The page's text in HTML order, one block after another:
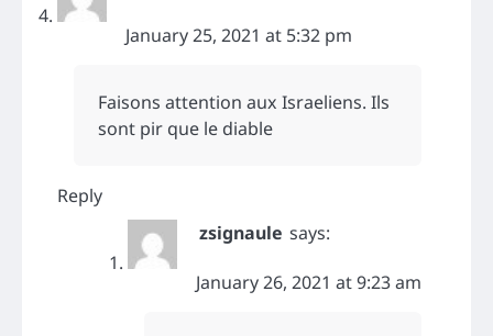
January 25, 2021 at 5:32 pm
Faisons attention aux Israeliens. Ils
sont pir que le diable
Reply
zsignaule says:
January 26, 2021 at 9:23 am